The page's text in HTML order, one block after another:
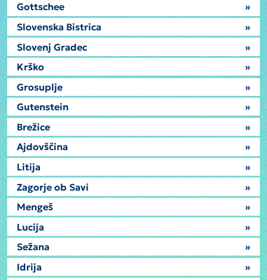
Gottschee
»
Slovenska Bistrica
»
Slovenj Gradec
»
Krško
»
Grosuplje
»
Gutenstein
»
Brežice
»
Ajdovščina
»
Litija
»
Zagorje ob Savi
»
Mengeš
»
Lucija
»
Sežana
»
Idrija
»